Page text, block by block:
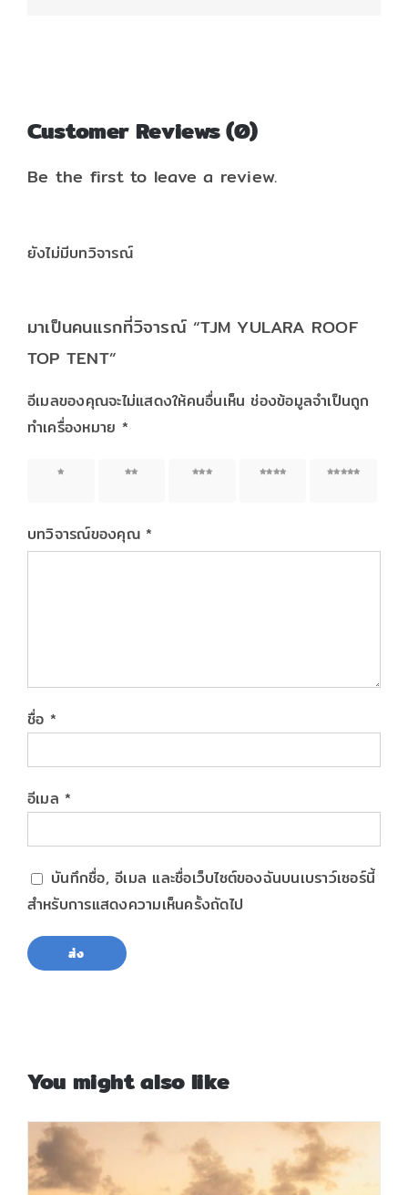
Customer Reviews (0)
Be the first to leave a review.
ยังไม่มีบทวิจารณ์
มาเป็นคนแรกที่วิจารณ์ “TJM YULARA ROOF
TOP TENT”
อีเมลของคุณจะไม่แสดงให้คนอื่นเห็น ช่องข้อมูลจำเป็นถูก
ทำเครื่องหมาย *
1 of 5
2 of 5 3 of 5 4 of 5 5 of 5
บทวิจารณ์ของคุณ *
ชื่อ *
อีเมล *
บันทึกชื่อ, อีเมล และชื่อเว็บไซต์ของฉันบนเบราว์เซอร์นี้
สำหรับการแสดงความเห็นครั้งถัดไป
You might also like